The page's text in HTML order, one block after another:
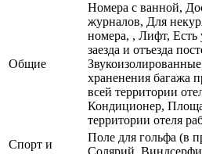
Общие
Номера с ванной,
журналов, Для
номера, , Лифт, Есть
заезда и отъезда
храненения багажа
всей территории
Кондиционер,
территории отеля
Спорт и
Поле для гольфа (в